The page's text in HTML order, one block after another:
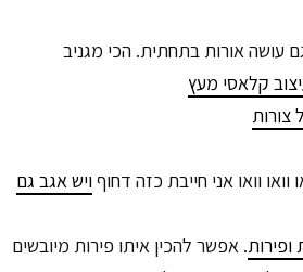
עושה אורות בתחתית. הכי מגניב
קלאסי מעץ
צורות
וואו וואו אני חייבת כזה דחוףויש אגב גם
ופירות. אפשר להכין איתו פירות מיובשים